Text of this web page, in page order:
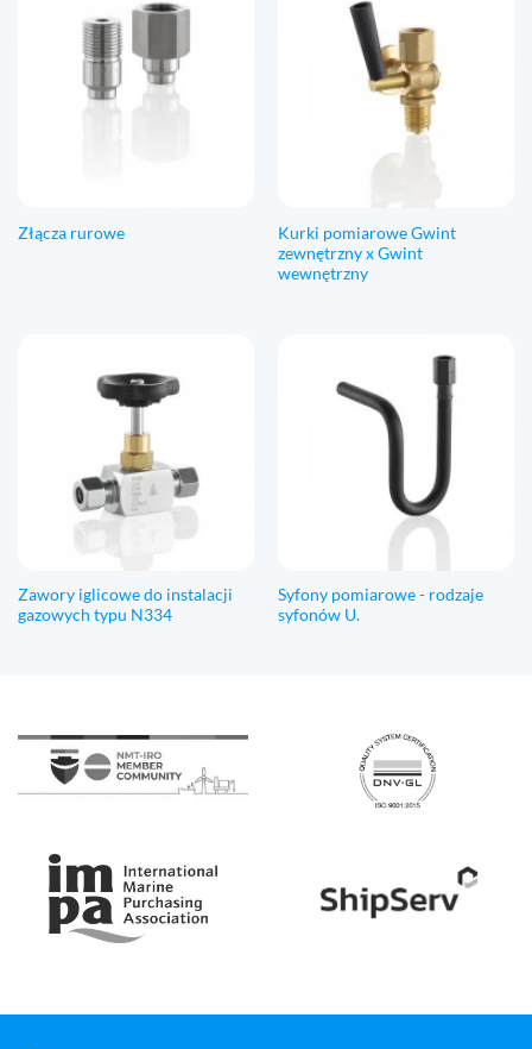
Złącza rurowe
Kurki pomiarowe Gwint
zewnętrzny x Gwint
wewnętrzny
Zawory iglicowe do instalacji
gazowych typu N334
Syfony pomiarowe - rodzaje
syfonów U.